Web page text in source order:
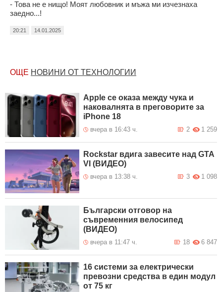
- Това не е нищо! Моят любовник и мъжа ми изчезнаха
заедно...!
20:21 14.01.2025
ОЩЕ НОВИНИ ОТ ТЕХНОЛОГИИ
Apple се оказа между чука и
наковалнята в преговорите за
iPhone 18
вчера в 16:43 ч. 1 259
2
Rockstar вдига завесите над GTA
VI (ВИДЕО)
вчера в 13:38 ч. 1 098
3
Български отговор на
съвременния велосипед
(ВИДЕО)
вчера в 11:47 ч. 6 847
18
16 системи за електрически
превозни средства в един модул
от 75 кг